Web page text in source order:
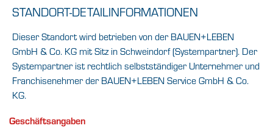
STANDORT-DETAILINFORMATIONEN
Dieser Standort wird betrieben von der BAUEN+LEBEN
GmbH & Co. KG mit Sitz in Schweindorf (Systempartner). Der
Systempartner ist rechtlich selbstständiger Unternehmer und
Franchisenehmer der BAUEN+LEBEN Service GmbH & Co.
KG.
Geschäftsangaben